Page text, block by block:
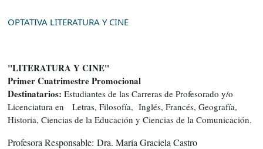
OPTATIVA LITERATURA Y CINE
"LITERATURA Y CINE"
Primer Cuatrimestre Promocional
Destinatarios: Estudiantes de las Carreras de Profesorado y/o
Licenciatura en Letras, Filosofía, Inglés, Francés, Geografía,
Historia, Ciencias de la Educación y Ciencias de la Comunicación.
Profesora Responsable: Dra. María Graciela Castro